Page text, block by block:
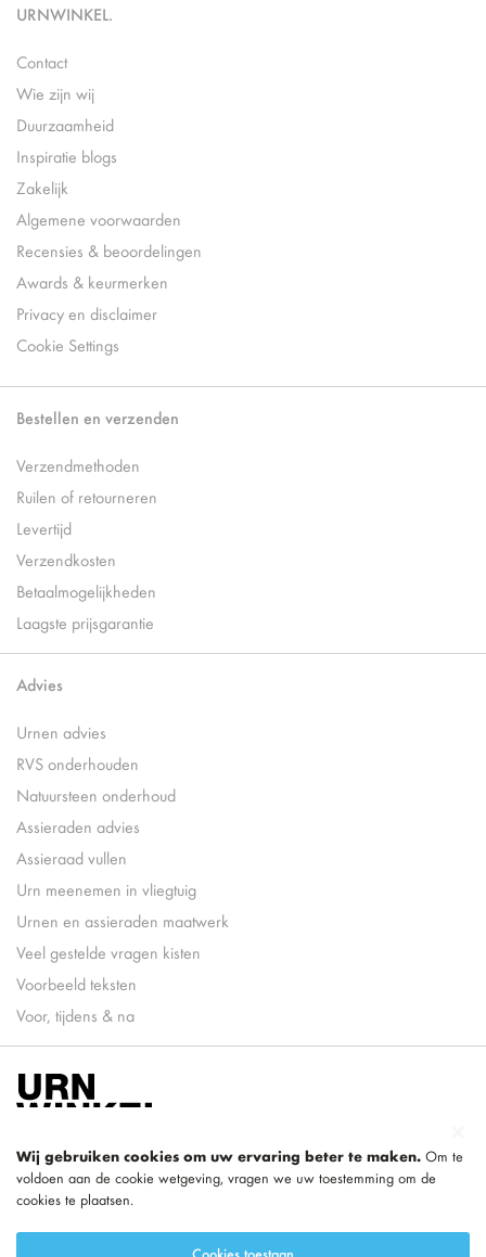
URNWINKEL.
Contact
Wie zijn wij
Duurzaamheid
Inspiratie blogs
Zakelijk
Algemene voorwaarden
Recensies & beoordelingen
Awards & keurmerken
Privacy en disclaimer
Cookie Settings
Bestellen en verzenden
Verzendmethoden
Ruilen of retourneren
Levertijd
Verzendkosten
Betaalmogelijkheden
Laagste prijsgarantie
Advies
Urnen advies
RVS onderhouden
Natuursteen onderhoud
Assieraden advies
Assieraad vullen
Urn meenemen in vliegtuig
Urnen en assieraden maatwerk
Veel gestelde vragen kisten
Voorbeeld teksten
Voor, tijdens & na
Wij gebruiken cookies om uw ervaring beter te maken. Om te
voldoen aan de cookie wetgeving, vragen we uw toestemming om de
cookies te plaatsen.